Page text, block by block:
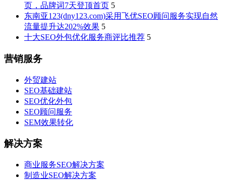
页，品牌词7天登顶首页 5
东南亚123(dny123.com)采用飞优SEO顾问服务实现自然
流量提升达202%效果 5
十大SEO外包优化服务商评比推荐 5
营销服务
外贸建站
SEO基础建站
SEO优化外包
SEO顾问服务
SEM效果转化
解决方案
商业服务SEO解决方案
制造业SEO解决方案